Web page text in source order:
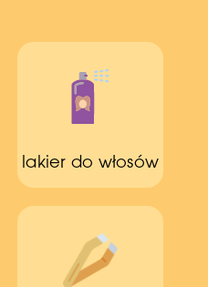
lakier do włosów